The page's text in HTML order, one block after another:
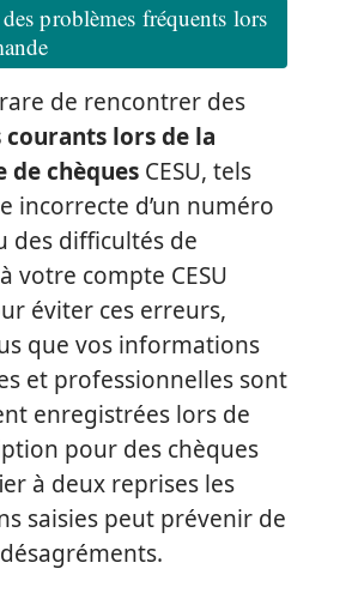
problèmes fréquents lors
rare de rencontrer des
lors de la
de chèques CESU, tels
incorrecte d’un numéro
des difficultés de
votre compte CESU
éviter ces erreurs,
que vos informations
et professionnelles sont
enregistrées lors de
pour des chèques
à deux reprises les
saisies peut prévenir de